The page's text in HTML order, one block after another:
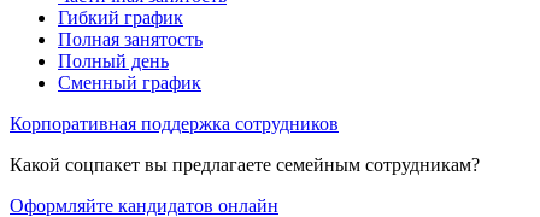
Гибкий график
Полная занятость
Полный день
Сменный график
Корпоративная поддержка сотрудников
Какой соцпакет вы предлагаете семейным сотрудникам?
Оформляйте кандидатов онлайн